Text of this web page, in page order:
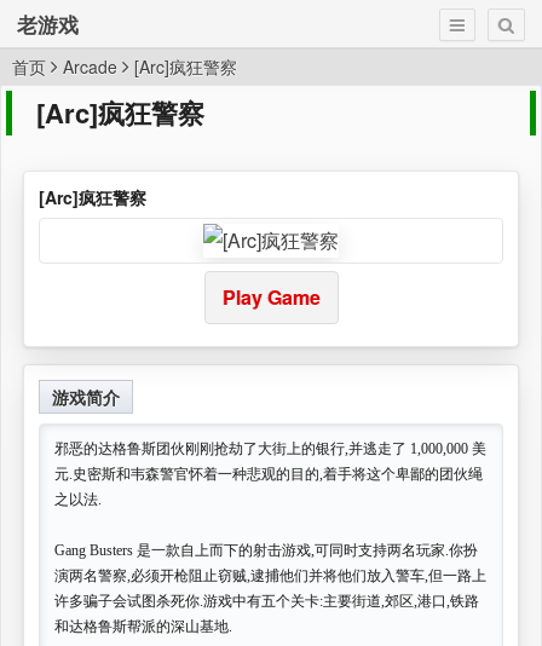
老游戏
首页 Arcade [Arc]疯狂警察
[Arc]疯狂警察
[Arc]疯狂警察
Play Game
游戏简介
邪恶的达格鲁斯团伙刚刚抢劫了大街上的银行,并逃走了 1,000,000 美
元.史密斯和韦森警官怀着一种悲观的目的,着手将这个卑鄙的团伙绳
之以法.
Gang Busters 是一款自上而下的射击游戏,可同时支持两名玩家.你扮
演两名警察,必须开枪阻止窃贼,逮捕他们并将他们放入警车,但一路上
许多骗子会试图杀死你.游戏中有五个关卡:主要街道,郊区,港口,铁路
和达格鲁斯帮派的深山基地.